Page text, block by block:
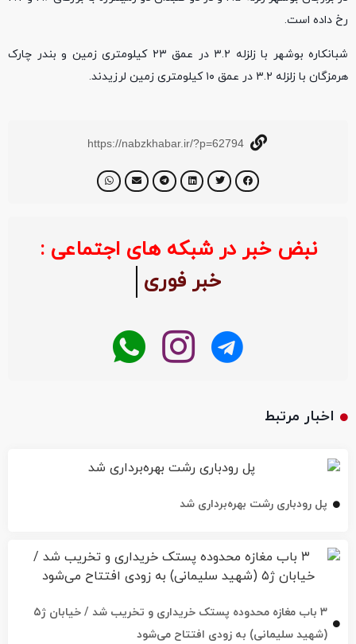
رخ داده است.
شبانکاره بوشهر با زلزله ۳.۲ در عمق ۲۳ کیلومتری زمین و بندر چارک
هرمزگان با زلزله ۳.۲ در عمق ۱۰ کیلومتری زمین لرزیدند.
https://nabzkhabar.ir/?p=62794
نبض خبر در شبکه های اجتماعی :
خبر فوری
اخبار مرتبط
پل رودباری رشت بهره‌برداری شد
۳ باب مغازه محدوده پستک خریداری و تخریب شد / خیابان ژ۵
(شهید سلیمانی) به زودی افتتاح می‌شود